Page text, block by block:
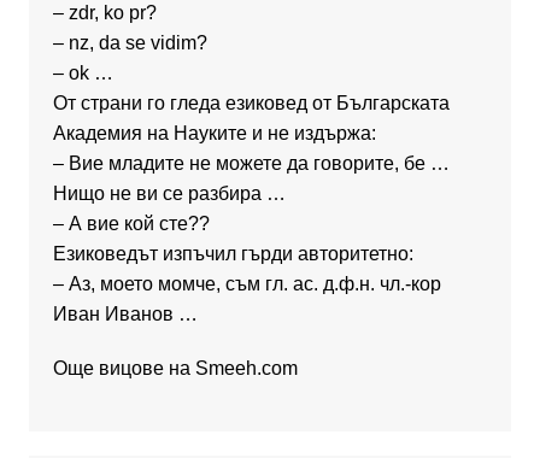
– zdr, ko pr?
– nz, da se vidim?
– ok …
От страни го гледа езиковед от Българската
Академия на Науките и не издържа:
– Вие младите не можете да говорите, бе …
Нищо не ви се разбира …
– А вие кой сте??
Езиковедът изпъчил гърди авторитетно:
– Аз, моето момче, съм гл. ас. д.ф.н. чл.-кор
Иван Иванов …
Още вицове на Smeeh.com